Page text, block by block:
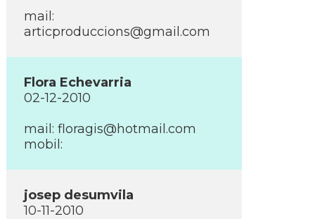
mail:
articproduccions@gmail.com
Flora Echevarria
02-12-2010
mail: floragis@hotmail.com
mobil:
josep desumvila
10-11-2010